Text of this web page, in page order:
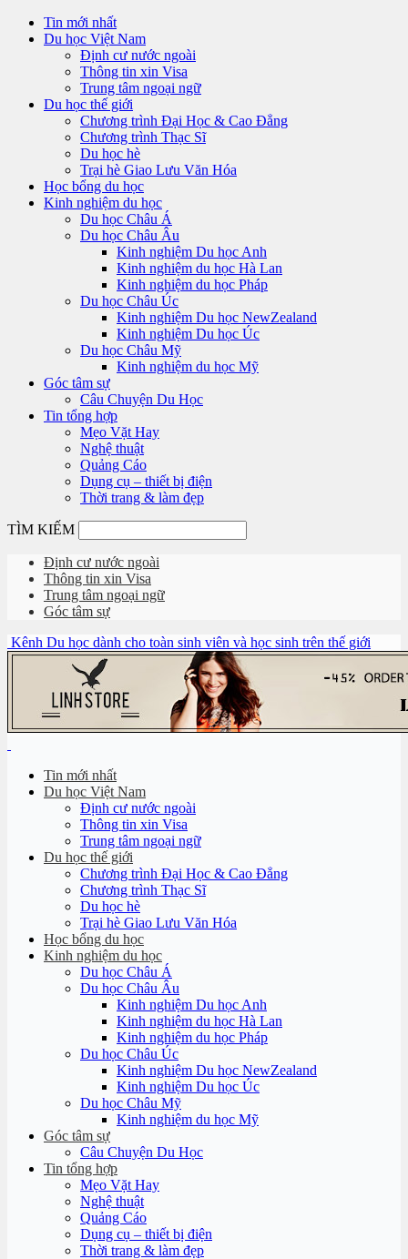
Tin mới nhất
Du học Việt Nam
Định cư nước ngoài
Thông tin xin Visa
Trung tâm ngoại ngữ
Du học thế giới
Chương trình Đại Học & Cao Đẳng
Chương trình Thạc Sĩ
Du học hè
Trại hè Giao Lưu Văn Hóa
Học bổng du học
Kinh nghiệm du học
Du học Châu Á
Du học Châu Âu
Kinh nghiệm Du học Anh
Kinh nghiệm du học Hà Lan
Kinh nghiệm du học Pháp
Du học Châu Úc
Kinh nghiệm Du học NewZealand
Kinh nghiệm Du học Úc
Du học Châu Mỹ
Kinh nghiệm du học Mỹ
Góc tâm sự
Câu Chuyện Du Học
Tin tổng hợp
Mẹo Vặt Hay
Nghệ thuật
Quảng Cáo
Dụng cụ – thiết bị điện
Thời trang & làm đẹp
TÌM KIẾM
Định cư nước ngoài
Thông tin xin Visa
Trung tâm ngoại ngữ
Góc tâm sự
Kênh Du học dành cho toàn sinh viên và học sinh trên thế giới
Tin mới nhất
Du học Việt Nam
Định cư nước ngoài
Thông tin xin Visa
Trung tâm ngoại ngữ
Du học thế giới
Chương trình Đại Học & Cao Đẳng
Chương trình Thạc Sĩ
Du học hè
Trại hè Giao Lưu Văn Hóa
Học bổng du học
Kinh nghiệm du học
Du học Châu Á
Du học Châu Âu
Kinh nghiệm Du học Anh
Kinh nghiệm du học Hà Lan
Kinh nghiệm du học Pháp
Du học Châu Úc
Kinh nghiệm Du học NewZealand
Kinh nghiệm Du học Úc
Du học Châu Mỹ
Kinh nghiệm du học Mỹ
Góc tâm sự
Câu Chuyện Du Học
Tin tổng hợp
Mẹo Vặt Hay
Nghệ thuật
Quảng Cáo
Dụng cụ – thiết bị điện
Thời trang & làm đẹp